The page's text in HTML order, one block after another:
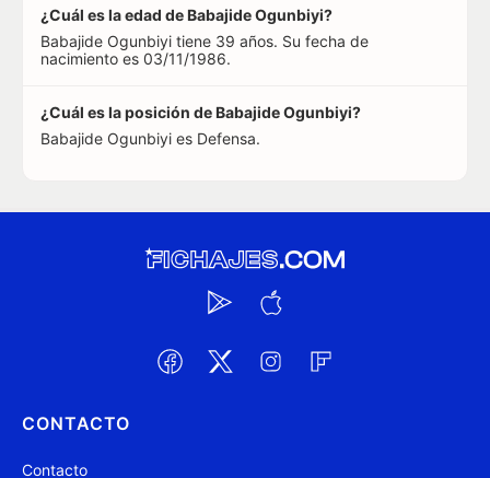
¿Cuál es la edad de Babajide Ogunbiyi?
Babajide Ogunbiyi tiene 39 años. Su fecha de
nacimiento es 03/11/1986.
¿Cuál es la posición de Babajide Ogunbiyi?
Babajide Ogunbiyi es Defensa.
CONTACTO
Contacto